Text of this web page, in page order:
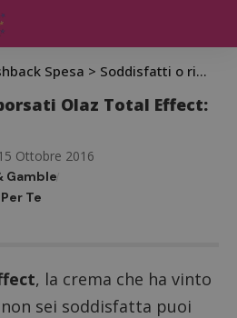
Spesa > Soddisfatti o rimborsati
Olaz Total Effect:
Ottobre 2016
Gamble
Te
, la crema che ha vinto
sei soddisfatta puoi